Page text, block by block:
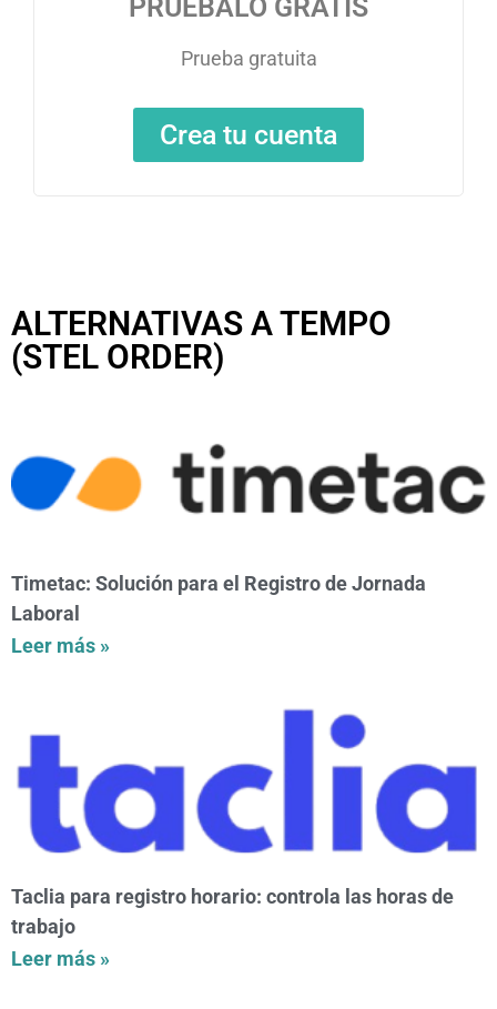
PRUÉBALO GRATIS
Prueba gratuita
Crea tu cuenta
ALTERNATIVAS A TEMPO
(STEL ORDER)
Timetac: Solución para el Registro de Jornada
Laboral
Leer más »
Taclia para registro horario: controla las horas de
trabajo
Leer más »